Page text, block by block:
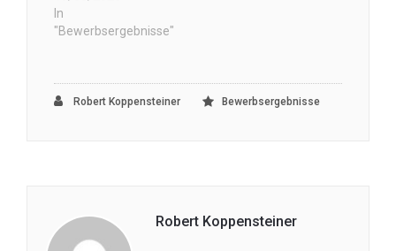
In
"Bewerbsergebnisse"
Robert Koppensteiner Bewerbsergebnisse
Robert Koppensteiner